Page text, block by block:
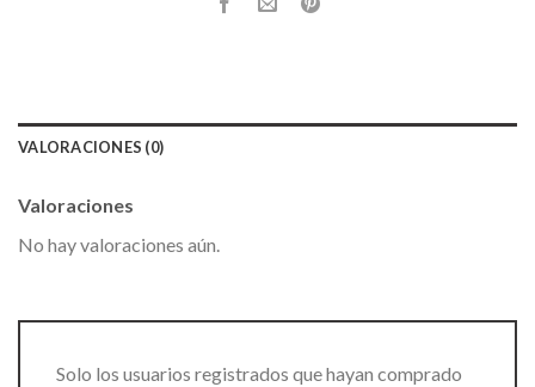
VALORACIONES (0)
Valoraciones
No hay valoraciones aún.
Solo los usuarios registrados que hayan comprado